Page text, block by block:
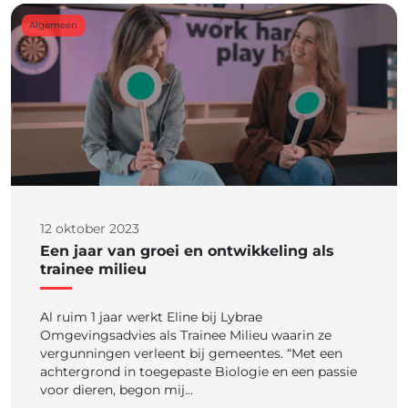
Algemeen
12 oktober 2023
Een jaar van groei en ontwikkeling als
trainee milieu
Al ruim 1 jaar werkt Eline bij Lybrae
Omgevingsadvies als Trainee Milieu waarin ze
vergunningen verleent bij gemeentes. “Met een
achtergrond in toegepaste Biologie en een passie
voor dieren, begon mij…